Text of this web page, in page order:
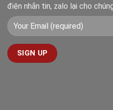
điện nhắn tin, zalo lại cho